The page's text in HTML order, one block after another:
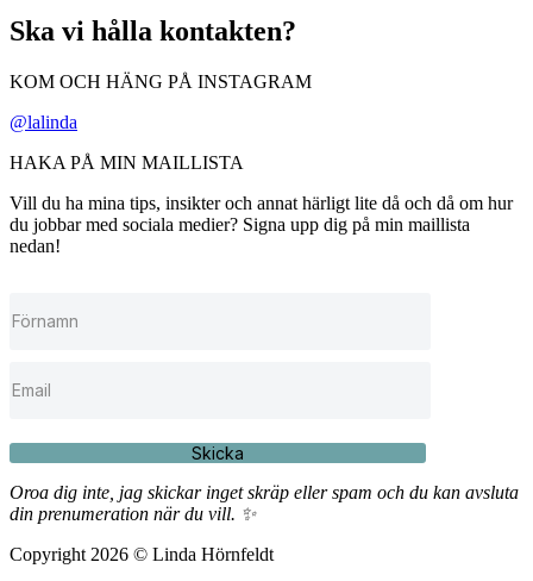
Ska vi hålla kontakten?
KOM OCH HÄNG PÅ INSTAGRAM
@lalinda
HAKA PÅ MIN MAILLISTA
Vill du ha mina tips, insikter och annat härligt lite då och då om hur
du jobbar med sociala medier? Signa upp dig på min maillista
nedan!
Skicka
Oroa dig inte, jag skickar inget skräp eller spam och du kan avsluta
din prenumeration när du vill. ✨
Copyright 2026 © Linda Hörnfeldt